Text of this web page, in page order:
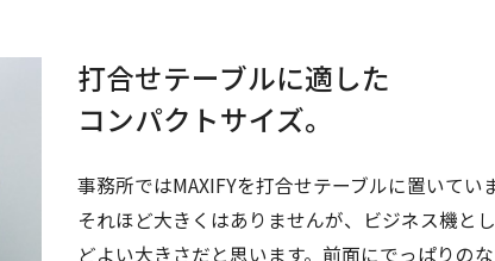
打合せテーブルに適した
コンパクトサイズ。
事務所ではMAXIFYを打合せテーブルに置いてい
それほど大きくはありませんが、ビジネス機と
どよい大きさだと思います。前面にでっぱりの